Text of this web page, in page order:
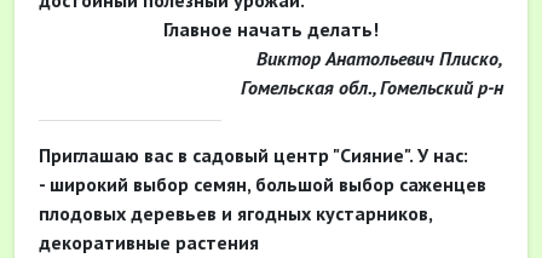
Главное начать делать!
Виктор Анатольевич Плиско,
Гомельская обл., Гомельский р-н
Приглашаю вас в садовый центр "Сияние". У нас:
- широкий выбор семян, большой выбор саженцев
плодовых деревьев и ягодных кустарников,
декоративные растения